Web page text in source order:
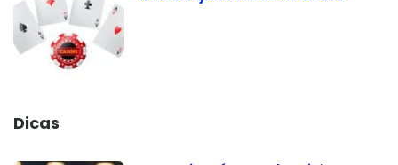
Dicas